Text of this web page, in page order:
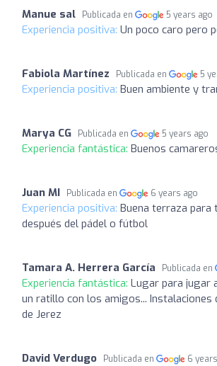
Manue sal Publicada en 5 years ago
Experiencia positiva: Un poco caro pero
Fabiola Martínez Publicada en 5
Experiencia positiva: Buen ambiente y
Marya CG Publicada en 5 years ago
Experiencia fantástica: Buenos
Juan MI Publicada en 6 years ago
Experiencia positiva: Buena terraza para
después del pádel o fútbol
Tamara A. Herrera García Publicada en
Experiencia fantástica: Lugar para jugar
un ratillo con los amigos... Instalaciones
de Jerez
David Verdugo Publicada en 6